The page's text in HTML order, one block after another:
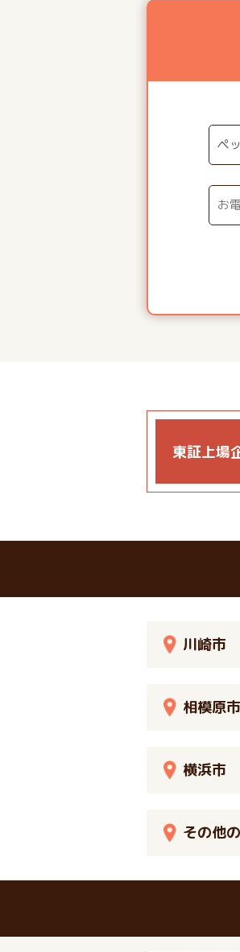
東証上場
川崎市
相模原市
横浜市
その他